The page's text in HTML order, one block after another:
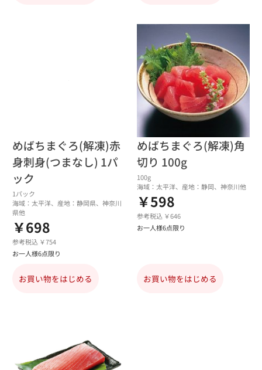
めばちまぐろ(解凍)赤
身刺身(つまなし) 1パ
ック
1パック
海域：太平洋、産地：静岡県、神奈川
県他
￥698
参考税込 ￥754
お一人様6点限り
お買い物をはじめる
めばちまぐろ(解凍)角
切り 100g
100g
海域：太平洋、産地：静岡、神奈川他
￥598
参考税込 ￥646
お一人様6点限り
お買い物をはじめる